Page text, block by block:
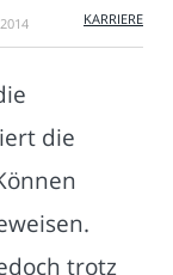
KARRIERE
die
trotz